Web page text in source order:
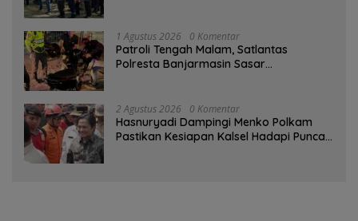
1 Agustus 2026 0 Komentar
Patroli Tengah Malam, Satlantas
Polresta Banjarmasin Sasar
2 Agustus 2026 0 Komentar
Hasnuryadi Dampingi Menko Polkam
Pastikan Kesiapan Kalsel Hadapi Puncak